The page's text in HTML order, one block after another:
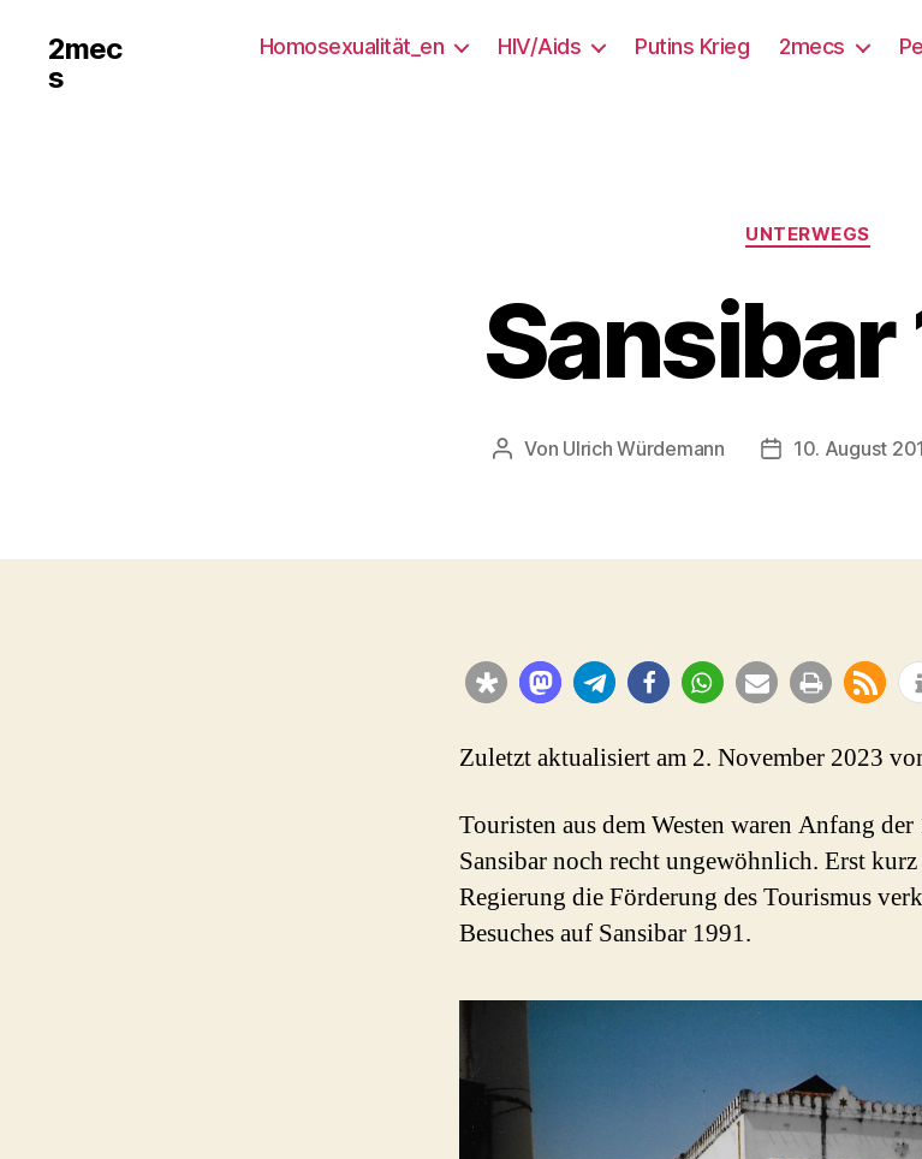
2mec
s
Homosexualität_en HIV/Aids Putins Krieg 2mecs
Kategorien
UNTERWEGS
Sansibar
Beitragsautor
Von Ulrich Würdemann Beitragsdatum
10. August
Zuletzt aktualisiert am 2. November 2023
Touristen aus dem Westen waren Anfang
Sansibar noch recht ungewöhnlich. Erst
Regierung die Förderung des Tourismus
Besuches auf Sansibar 1991.